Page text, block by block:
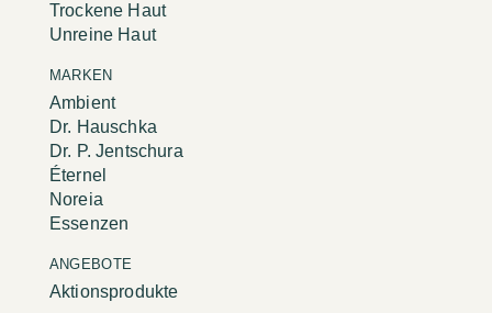
Trockene Haut
Unreine Haut
MARKEN
Ambient
Dr. Hauschka
Dr. P. Jentschura
Éternel
Noreia
Essenzen
ANGEBOTE
Aktionsprodukte